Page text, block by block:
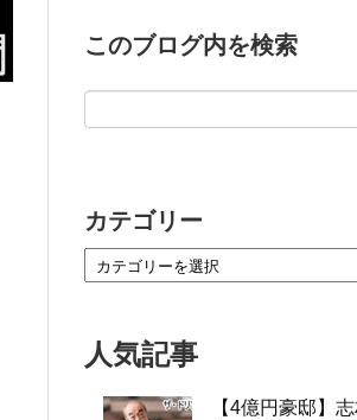
このブログ内を検索
カテゴリー
人気記事
【4億円豪邸】